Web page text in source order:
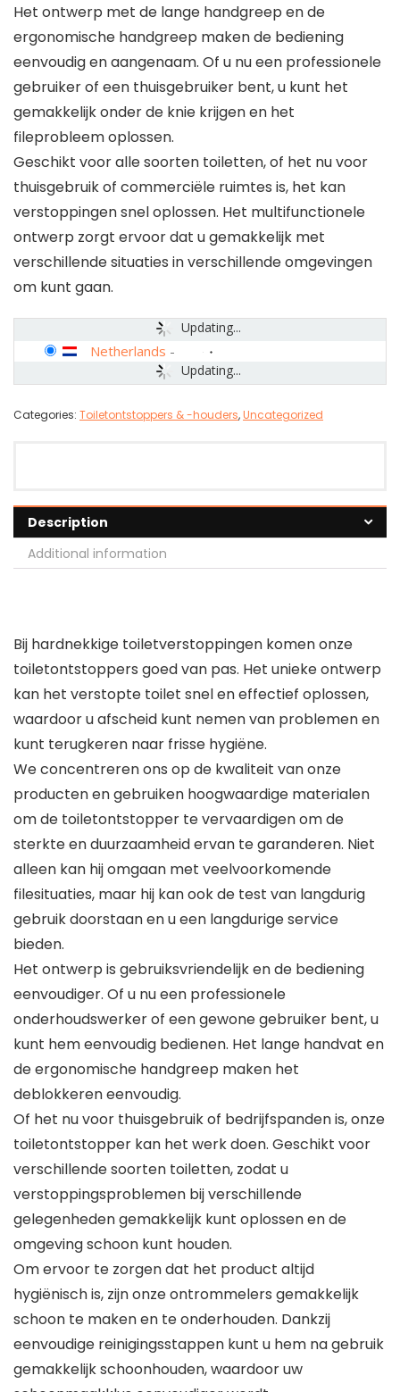
Het ontwerp met de lange handgreep en de
ergonomische handgreep maken de bediening
eenvoudig en aangenaam. Of u nu een professionele
gebruiker of een thuisgebruiker bent, u kunt het
gemakkelijk onder de knie krijgen en het
fileprobleem oplossen.
Geschikt voor alle soorten toiletten, of het nu voor
thuisgebruik of commerciële ruimtes is, het kan
verstoppingen snel oplossen. Het multifunctionele
ontwerp zorgt ervoor dat u gemakkelijk met
verschillende situaties in verschillende omgevingen
om kunt gaan.
Updating...
Updating...
Netherlands -
Categories: Toiletontstoppers & -houders,Uncategorized
Description
Additional information
Bij hardnekkige toiletverstoppingen komen onze
toiletontstoppers goed van pas. Het unieke ontwerp
kan het verstopte toilet snel en effectief oplossen,
waardoor u afscheid kunt nemen van problemen en
kunt terugkeren naar frisse hygiëne.
We concentreren ons op de kwaliteit van onze
producten en gebruiken hoogwaardige materialen
om de toiletontstopper te vervaardigen om de
sterkte en duurzaamheid ervan te garanderen. Niet
alleen kan hij omgaan met veelvoorkomende
filesituaties, maar hij kan ook de test van langdurig
gebruik doorstaan en u een langdurige service
bieden.
Het ontwerp is gebruiksvriendelijk en de bediening
eenvoudiger. Of u nu een professionele
onderhoudswerker of een gewone gebruiker bent, u
kunt hem eenvoudig bedienen. Het lange handvat en
de ergonomische handgreep maken het
deblokkeren eenvoudig.
Of het nu voor thuisgebruik of bedrijfspanden is, onze
toiletontstopper kan het werk doen. Geschikt voor
verschillende soorten toiletten, zodat u
verstoppingsproblemen bij verschillende
gelegenheden gemakkelijk kunt oplossen en de
omgeving schoon kunt houden.
Om ervoor te zorgen dat het product altijd
hygiënisch is, zijn onze ontrommelers gemakkelijk
schoon te maken en te onderhouden. Dankzij
eenvoudige reinigingsstappen kunt u hem na gebruik
gemakkelijk schoonhouden, waardoor uw